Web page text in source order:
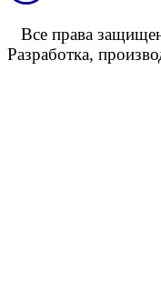
Все права
Разработка,